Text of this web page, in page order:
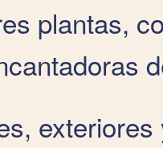
plantas,